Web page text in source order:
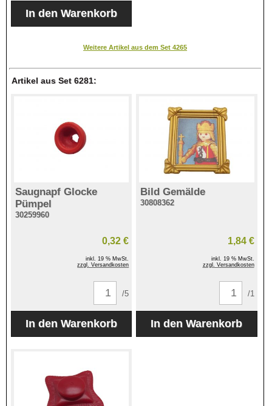
Weitere Artikel aus dem Set 4265
Artikel aus Set 6281:
Saugnapf Glocke
Pümpel
30259960
0,32 €
inkl. 19 % MwSt.
zzgl. Versandkosten
/5
Bild Gemälde
30808362
1,84 €
inkl. 19 % MwSt.
zzgl. Versandkosten
/1